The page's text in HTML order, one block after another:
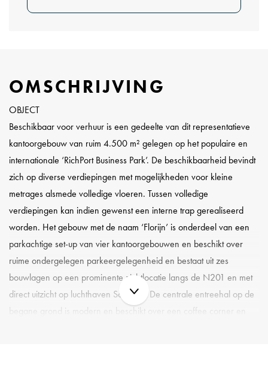
OMSCHRIJVING
OBJECT
Beschikbaar voor verhuur is een gedeelte van dit representatieve
kantoorgebouw van ruim 4.500 m² gelegen op het populaire en
internationale ‘RichPort Business Park’. De beschikbaarheid bevindt
zich op diverse verdiepingen met mogelijkheden voor kleine
metrages alsmede volledige vloeren. Tussen volledige
verdiepingen kan indien gewenst een interne trap gerealiseerd
worden. Het gebouw met de naam ‘Florijn’ is onderdeel van een
parkachtige set-up van vier kantoorgebouwen en beschikt over
ruime ondergelegen parkeergelegenheid en bestaat uit zes
bouwlagen op een prominente zichtlocatie langs de N201 en met
direct uitzicht op luchthaven Schiphol. De centrale entreehal op de
begane grond is modern en beschikt over een coffee corner en